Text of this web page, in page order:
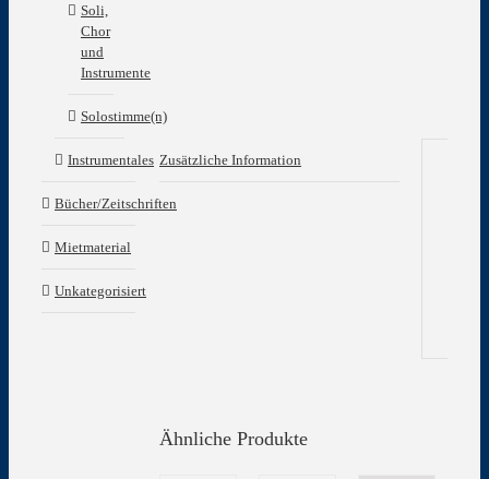
Zusätzliche Information
Ähnliche Produkte
Soli,
Chor
und
Instrumente
Solostimme(n)
Instrumentales
Bücher/Zeitschriften
Mietmaterial
Unkategorisiert